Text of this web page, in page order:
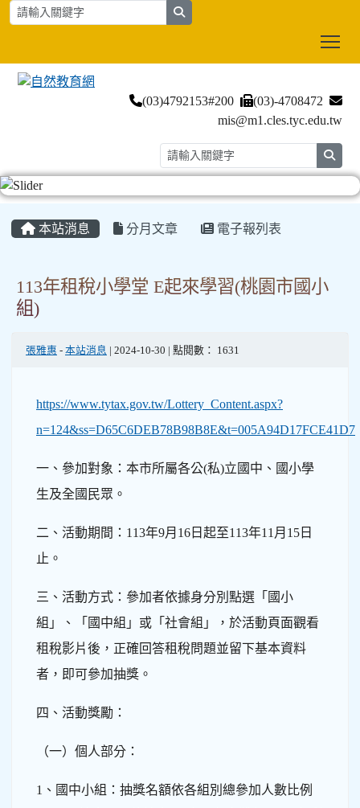
(03)4792153#200
(03)-4708472
mis@m1.cles.tyc.edu.tw
本站消息 分月文章 電子報列表
113年租稅小學堂 E起來學習(桃園市國小
組)
張雅惠 - 本站消息 | 2024-10-30 | 點閱數： 1631
https://www.tytax.gov.tw/Lottery_Content.aspx?
n=124&ss=D65C6DEB78B98B8E&t=005A94D17FCE41D7
一、參加對象：本市所屬各公(私)立國中、國小學
生及全國民眾。
二、活動期間：113年9月16日起至113年11月15日
止。
三、活動方式：參加者依據身分別點選「國小
組」、「國中組」或「社會組」，於活動頁面觀看
租稅影片後，正確回答租稅問題並留下基本資料
者，即可參加抽獎。
四、活動獎勵：
（一）個人部分：
1、國中小組：抽獎名額依各組別總參加人數比例